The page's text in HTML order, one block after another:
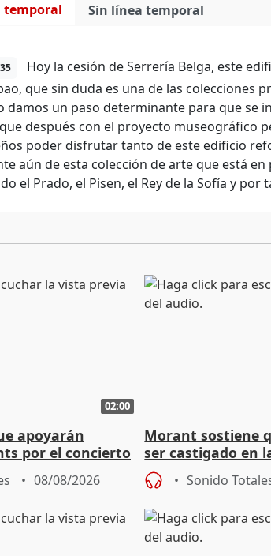
temporal Sin línea temporal
Hoy la cesión de Serrería Belga, este
que sin duda es una de las colecciones
damos un paso determinante para que se
después con el proyecto museográfico
poder disfrutar tanto de este edificio
aún de esta colección de arte que está
el Prado, el Pisen, el Rey de la Sofía y por
02:00
apoyarán
por el concierto
08/08/2026
Morant sostiene
ser castigado en
"pulsión de
Sonido